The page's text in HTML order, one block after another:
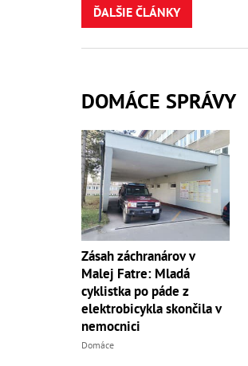
ĎALŠIE ČLÁNKY
DOMÁCE SPRÁVY
Zásah záchranárov v
Malej Fatre: Mladá
cyklistka po páde z
elektrobicykla skončila v
nemocnici
Domáce